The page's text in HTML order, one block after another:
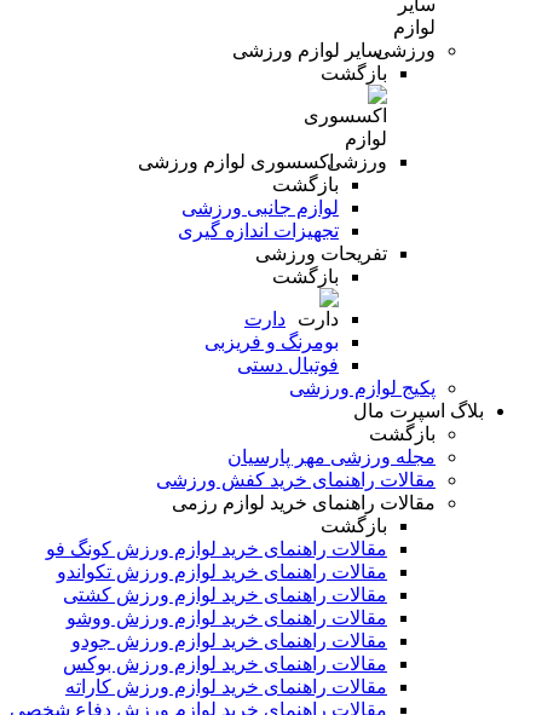
سایر لوازم ورزشی
بازگشت
اکسسوری لوازم ورزشی
بازگشت
لوازم جانبی ورزشی
تجهیزات اندازه گیری
تفریحات ورزشی
بازگشت
دارت
بومرنگ و فریزبی
فوتبال دستی
پکیج لوازم ورزشی
بلاگ اسپرت مال
بازگشت
مجله ورزشی مهر پارسیان
مقالات راهنمای خرید کفش ورزشی
مقالات راهنمای خرید لوازم رزمی
بازگشت
مقالات راهنمای خرید لوازم ورزش کونگ فو
مقالات راهنمای خرید لوازم ورزش تکواندو
مقالات راهنمای خرید لوازم ورزش کشتی
مقالات راهنمای خرید لوازم ورزش ووشو
مقالات راهنمای خرید لوازم ورزش جودو
مقالات راهنمای خرید لوازم ورزش بوکس
مقالات راهنمای خرید لوازم ورزش کاراته
مقالات راهنمای خرید لوازم ورزش دفاع شخصی